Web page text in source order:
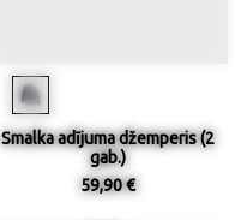
Smalka adījuma džemperis (2
gab.)
59,90 €